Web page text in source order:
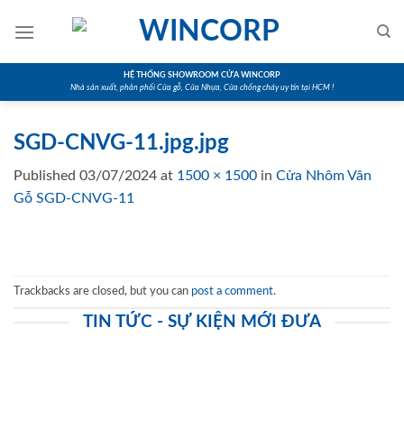
HỆ THỐNG SHOWROOM CỬA WINCORP
Nhà sản xuất, phân phối Cửa gỗ, Cửa Nhựa, Cửa chống cháy uy tín tại HCM !
SGD-CNVG-11.jpg.jpg
Published 03/07/2024 at 1500 × 1500 in Cửa Nhôm Vân
Gỗ SGD-CNVG-11
Trackbacks are closed, but you can post a comment.
TIN TỨC - SỰ KIỆN MỚI ĐƯA